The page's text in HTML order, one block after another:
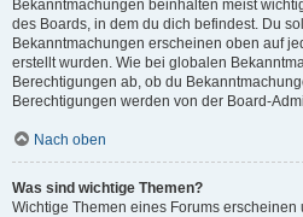
Bekanntmachungen beinhalten meist
des Boards, in dem du dich befindest. Du
Bekanntmachungen erscheinen oben auf
erstellt wurden. Wie bei globalen
Berechtigungen ab, ob du
Berechtigungen werden von der Board-
Nach oben
Was sind wichtige Themen?
Wichtige Themen eines Forums